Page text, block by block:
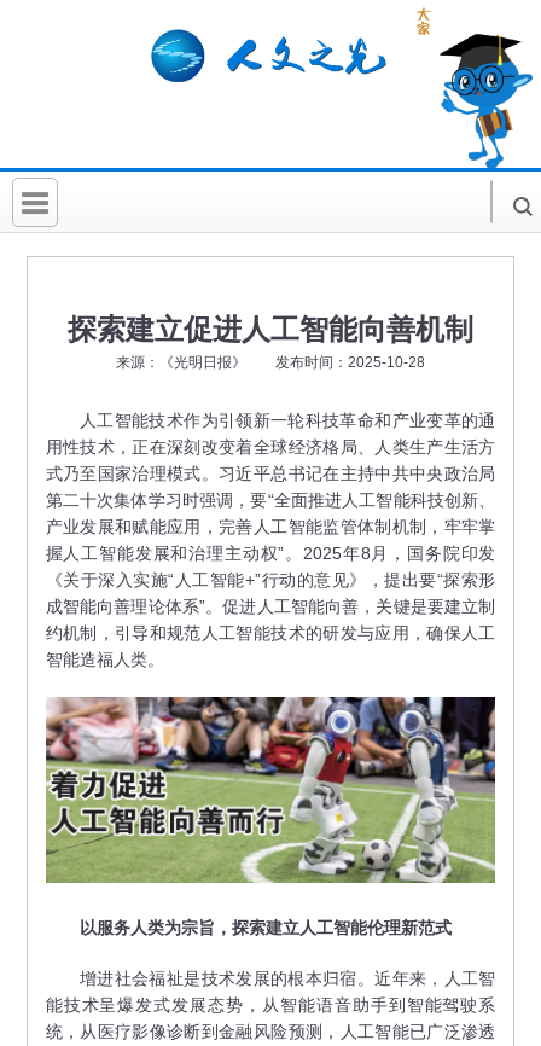
首 页
社科讲堂
科普活动
探索建立促进人工智能向善机制
来源：《光明日报》 发布时间：2025-10-28
人工智能技术作为引领新一轮科技革命和产业变革的通
用性技术，正在深刻改变着全球经济格局、人类生产生活方
式乃至国家治理模式。习近平总书记在主持中共中央政治局
第二十次集体学习时强调，要“全面推进人工智能科技创新、
产业发展和赋能应用，完善人工智能监管体制机制，牢牢掌
握人工智能发展和治理主动权”。2025年8月，国务院印发
《关于深入实施“人工智能+”行动的意见》，提出要“探索形
成智能向善理论体系”。促进人工智能向善，关键是要建立制
约机制，引导和规范人工智能技术的研发与应用，确保人工
智能造福人类。
以服务人类为宗旨，探索建立人工智能伦理新范式
增进社会福祉是技术发展的根本归宿。近年来，人工智
能技术呈爆发式发展态势，从智能语音助手到智能驾驶系
统，从医疗影像诊断到金融风险预测，人工智能已广泛渗透